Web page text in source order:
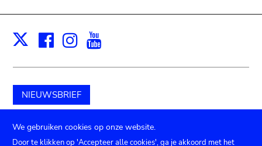
X Facebook
Instagram
NIEUWSBRIEF
Schenk aan het museum
We gebruiken cookies op onze website.
Door te klikken op 'Accepteer alle cookies', ga je akkoord met het